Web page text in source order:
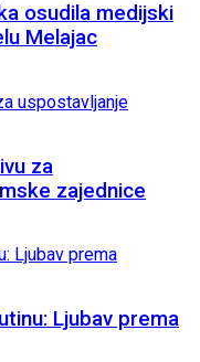
osudila medijski
Melajac
za
zajednice
Ljubav prema